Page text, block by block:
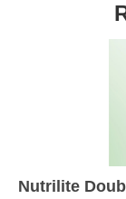
Nutrilite